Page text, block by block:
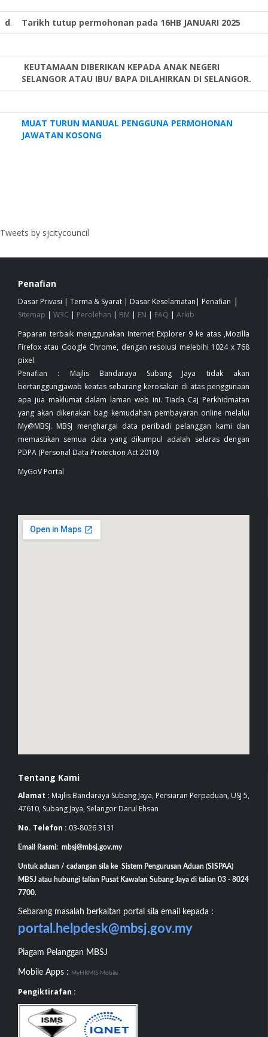
d. Tarikh tutup permohonan pada 16HB JANUARI 2025
KEUTAMAAN DIBERIKAN KEPADA ANAK NEGERI
SELANGOR ATAU IBU/ BAPA DILAHIRKAN DI SELANGOR.
MUAT TURUN MANUAL PENGGUNA PERMOHONAN
JAWATAN KOSONG
Tweets by sjcitycouncil
Penafian
Dasar Privasi | Terma & Syarat | Dasar Keselamatan | Penafian |
Sitemap | W3C | Perolehan | BM | EN | FAQ | Arkib
Paparan terbaik menggunakan Internet Explorer 9 ke atas ,Mozilla
Firefox atau Google Chrome, dengan resolusi melebihi 1024 x 768
pixel.
Penafian : Majlis Bandaraya Subang Jaya tidak akan
bertanggungjawab keatas sebarang kerosakan di atas penggunaan
apa jua maklumat dalam laman web ini. Tiada Caj Perkhidmatan
yang akan dikenakan bagi kemudahan pembayaran online melalui
My@MBSJ. MBSJ menghargai data peribadi pelanggan kami dan
memastikan semua data yang dikumpul adalah selaras dengan
PDPA (Personal Data Protection Act 2010)
MyGoV Portal
Tentang Kami
Alamat : Majlis Bandaraya Subang Jaya, Persiaran Perpaduan, USJ 5,
47610, Subang Jaya, Selangor Darul Ehsan
No. Telefon : 03-8026 3131
Email Rasmi: mbsj@mbsj.gov.my
Untuk aduan / cadangan sila ke Sistem Pengurusan Aduan (SISPAA)
MBSJ atau hubungi talian Pusat Kawalan Subang Jaya di talian 03 - 8024
7700.
Sebarang masalah berkaitan portal sila email kepada :
portal.helpdesk@mbsj.gov.my
Piagam Pelanggan MBSJ
Mobile Apps : MyHRMIS Mobile
Pengiktirafan :